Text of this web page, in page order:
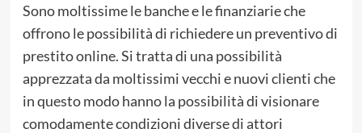
Sono moltissime le banche e le finanziarie che
offrono le possibilità di richiedere un preventivo di
prestito online. Si tratta di una possibilità
apprezzata da moltissimi vecchi e nuovi clienti che
in questo modo hanno la possibilità di visionare
comodamente condizioni diverse di attori